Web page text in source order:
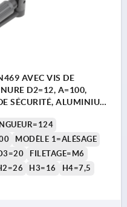
AVEC VIS DE
D2=12, A=100,
SÉCURITÉ, ALUMINIUM
FONCÉ RAL7021
MODÈLE 1=ALÉSAGE
FILETAGE=M6
H3=16 H4=7,5